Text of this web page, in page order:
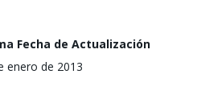
Fecha de Actualización
enero de 2013